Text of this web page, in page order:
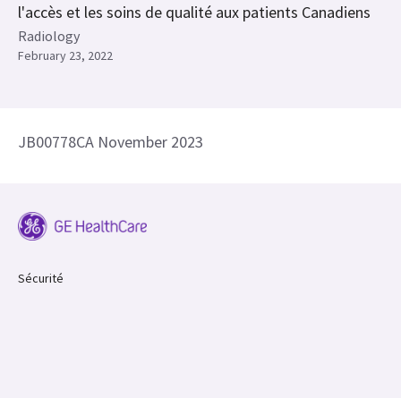
l'accès et les soins de qualité aux patients Canadiens
Radiology
February 23, 2022
JB00778CA November 2023
Sécurité